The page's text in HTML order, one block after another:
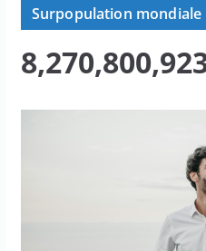
Surpopulation mondiale